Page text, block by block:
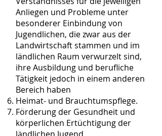
Anliegen und Probleme unter
besonderer Einbindung von
Jugendlichen, die zwar aus der
Landwirtschaft stammen und im
ländlichen Raum verwurzelt sind,
ihre Ausbildung und berufliche
Tätigkeit jedoch in einem anderen
Bereich haben
Heimat- und Brauchtumspflege.
Förderung der Gesundheit und
körperlichen Ertüchtigung der